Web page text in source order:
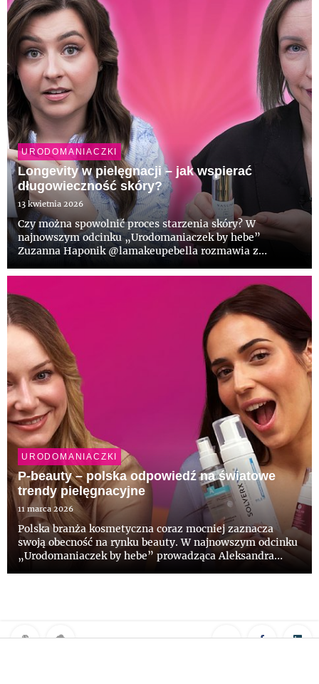
URODOMANIACZKI
Longevity w pielęgnacji – jak wspierać
długowieczność skóry?
13 kwietnia 2026
Czy można spowolnić proces starzenia skóry? W
najnowszym odcinku „Urodomaniaczek by hebe”
Zuzanna Haponik @lamakeupebella rozmawia z
pielęgnacji skóry, o tym, czym naprawdę jest longevity i
jak dzięki odpowiednio dobranym ...
URODOMANIACZKI
P-beauty – polska odpowiedź na światowe
trendy pielęgnacyjne
11 marca 2026
Polska branża kosmetyczna coraz mocniej zaznacza
swoją obecność na rynku beauty. W najnowszym odcinku
„Urodomaniaczek by hebe” prowadząca Aleksandra